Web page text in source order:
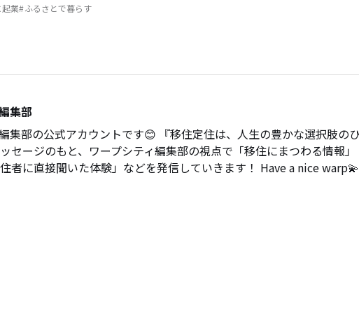
起業 ふるさとで暮らす
集部
集部の公式アカウントです😊 『移住定住は、人生の豊かな選択肢の
セージのもと、ワープシティ編集部の視点で「移住にまつわる情報
者に直接聞いた体験」などを発信していきます！ Have a nice warp💫